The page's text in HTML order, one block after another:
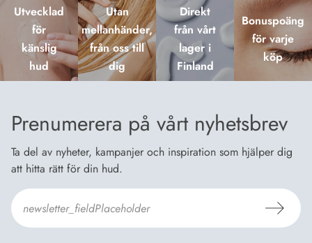
Utvecklad
för
känslig
hud
Utan
mellanhänder,
från oss till
dig
Direkt
från vårt
lager i
Finland
Bonuspoäng
för varje
köp
Prenumerera på vårt nyhetsbrev
Ta del av nyheter, kampanjer och inspiration som hjälper dig
att hitta rätt för din hud.